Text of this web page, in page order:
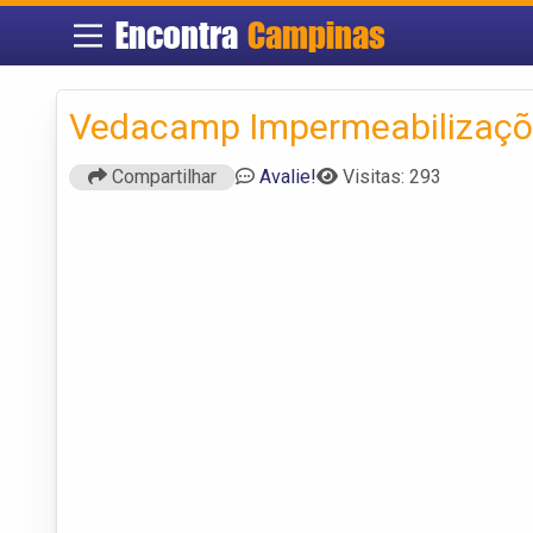
EncontraCampinas
Vedacamp
Compartilhar Avalie! Visitas: 293